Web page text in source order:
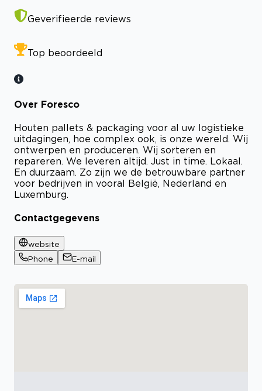
Geverifieerde reviews
Top beoordeeld
Over Foresco
Houten pallets & packaging voor al uw logistieke
uitdagingen, hoe complex ook, is onze wereld. Wij
ontwerpen en produceren. Wij sorteren en
repareren. We leveren altijd. Just in time. Lokaal.
En duurzaam. Zo zijn we de betrouwbare partner
voor bedrijven in vooral België, Nederland en
Luxemburg.
Contactgegevens
website
Phone
E-mail